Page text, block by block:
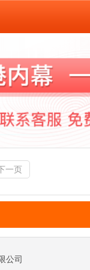
一页
公司